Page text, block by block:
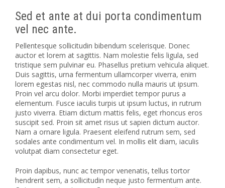
Sed et ante at dui porta condimentum
vel nec ante.
Pellentesque sollicitudin bibendum scelerisque. Donec
auctor et lorem at sagittis. Nam molestie felis ligula, sed
tristique sem pulvinar eu. Phasellus pretium vehicula aliquet.
Duis sagittis, urna fermentum ullamcorper viverra, enim
lorem egestas nisl, nec commodo nulla mauris ut ipsum.
Proin vel arcu dolor. Morbi imperdiet tempor purus a
elementum. Fusce iaculis turpis ut ipsum luctus, in rutrum
justo viverra. Etiam dictum mattis felis, eget rhoncus eros
suscipit sed. Proin sit amet risus ut sapien dictum auctor.
Nam a ornare ligula. Praesent eleifend rutrum sem, sed
sodales ante condimentum vel. In mollis elit diam, iaculis
volutpat diam consectetur eget.
Proin dapibus, nunc ac tempor venenatis, tellus tortor
hendrerit sem, a sollicitudin neque justo fermentum ante.